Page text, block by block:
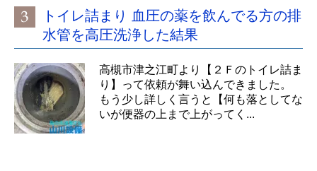
トイレ詰まり 血圧の薬を飲んでる方の排
水管を高圧洗浄した結果
高槻市津之江町より【２Ｆのトイレ詰ま
り】って依頼が舞い込んできました。
もう少し詳しく言うと【何も落としてな
いが便器の上まで上がってく...